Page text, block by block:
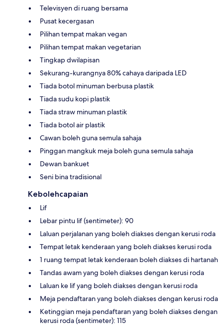
Televisyen di ruang bersama
Pusat kecergasan
Pilihan tempat makan vegan
Pilihan tempat makan vegetarian
Tingkap dwilapisan
Sekurang-kurangnya 80% cahaya daripada LED
Tiada botol minuman berbusa plastik
Tiada sudu kopi plastik
Tiada straw minuman plastik
Tiada botol air plastik
Cawan boleh guna semula sahaja
Pinggan mangkuk meja boleh guna semula sahaja
Dewan bankuet
Seni bina tradisional
Kebolehcapaian
Lif
Lebar pintu lif (sentimeter): 90
Laluan perjalanan yang boleh diakses dengan kerusi roda
Tempat letak kenderaan yang boleh diakses kerusi roda
1 ruang tempat letak kenderaan boleh diakses di hartanah
Tandas awam yang boleh diakses dengan kerusi roda
Laluan ke lif yang boleh diakses dengan kerusi roda
Meja pendaftaran yang boleh diakses dengan kerusi roda
Ketinggian meja pendaftaran yang boleh diakses dengan
kerusi roda (sentimeter): 115